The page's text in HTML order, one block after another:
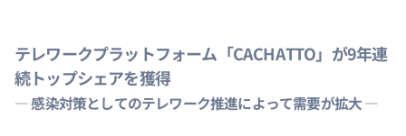
Leadership
経営
陣紹
沿革
and
テレワークプラットフォーム「CACHATTO」が9年連
続トップシェアを獲得
― 感染対策としてのテレワーク推進によって需要が拡大 ―